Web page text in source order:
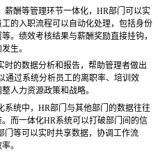
薪酬等管理环节一体化， HR部门可以实
的入职流程可以自动化处理，包括身份
。绩效考核结果与薪酬奖励直接挂钩，
生。
时的数据分析和报告，帮助管理者做出
通过系统分析员工的离职率、培训效
人力资源政策和战略。
系统中， HR部门与其他部门的数据往往
而一体化HR系统可以打破部门间的信
门等可以实时共享数据，协调工作流
。